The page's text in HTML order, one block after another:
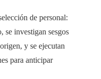
de personal:
se investigan sesgos
y se ejecutan
para anticipar